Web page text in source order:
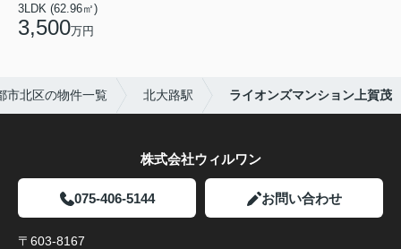
3LDK (62.96㎡)
3,500万円
市北区の物件一覧 北大路駅 ライオンズマンション上賀茂
株式会社ウィルワン
075-406-5144 お問い合わせ
〒603-8167